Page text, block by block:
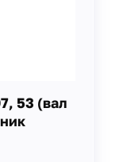
53 (вал